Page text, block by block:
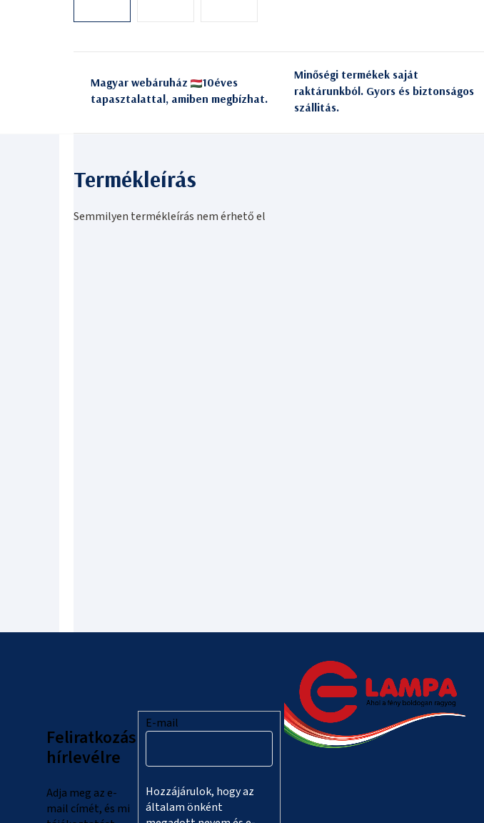
Magyar webáruház
10éves
tapasztalattal, amiben megbízhat.
Minőségi termékek saját
raktárunkból. Gyors és biztonságos
szállitás.
Semmilyen termékleírás nem érhető el
Feliratkozás
hírlevélre
Adja meg az e-
mail címét, és mi
E-mail
Hozzájárulok, hogy az
általam önként